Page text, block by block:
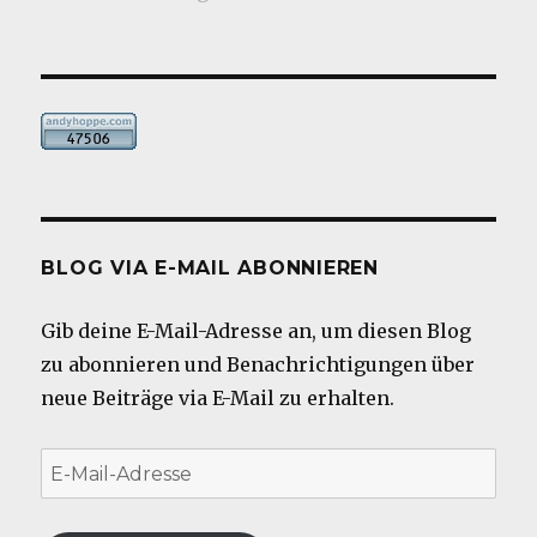
BLOG VIA E-MAIL ABONNIEREN
Gib deine E-Mail-Adresse an, um diesen Blog
zu abonnieren und Benachrichtigungen über
neue Beiträge via E-Mail zu erhalten.
E-
Mail-
Adresse